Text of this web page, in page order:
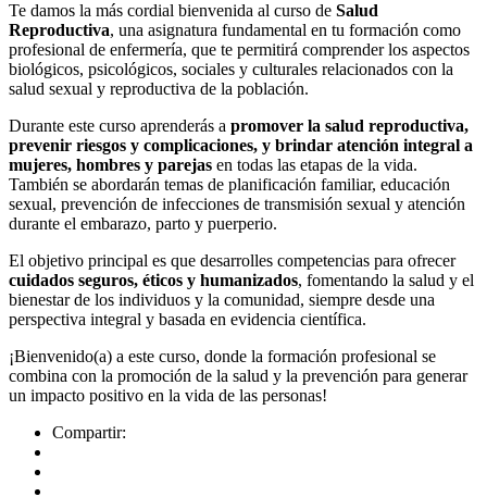
Te damos la más cordial bienvenida al curso de Salud
Reproductiva, una asignatura fundamental en tu formación como
profesional de enfermería, que te permitirá comprender los aspectos
biológicos, psicológicos, sociales y culturales relacionados con la
salud sexual y reproductiva de la población.
Durante este curso aprenderás a promover la salud reproductiva,
prevenir riesgos y complicaciones, y brindar atención integral a
mujeres, hombres y parejas en todas las etapas de la vida.
También se abordarán temas de planificación familiar, educación
sexual, prevención de infecciones de transmisión sexual y atención
durante el embarazo, parto y puerperio.
El objetivo principal es que desarrolles competencias para ofrecer
cuidados seguros, éticos y humanizados, fomentando la salud y el
bienestar de los individuos y la comunidad, siempre desde una
perspectiva integral y basada en evidencia científica.
¡Bienvenido(a) a este curso, donde la formación profesional se
combina con la promoción de la salud y la prevención para generar
un impacto positivo en la vida de las personas!
Compartir: